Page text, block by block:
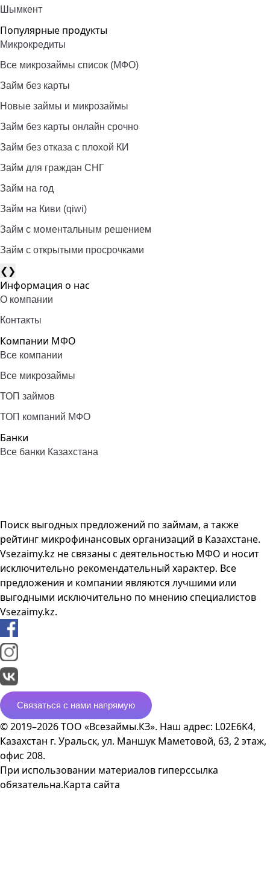
Шымкент
Популярные продукты
Микрокредиты
Все микрозаймы список (МФО)
Займ без карты
Новые займы и микрозаймы
Займ без карты онлайн срочно
Займ без отказа с плохой КИ
Займ для граждан СНГ
Займ на год
Займ на Киви (qiwi)
Займ c моментальным решением
Займ с открытыми просрочками
❮❯
Информация о нас
О компании
Контакты
Компании МФО
Все компании
Все микрозаймы
ТОП займов
ТОП компаний МФО
Банки
Все банки Казахстана
Поиск выгодных предложений по займам, а также
рейтинг микрофинансовых организаций в Казахстане.
Vsezaimy.kz не связаны с деятельностью МФО и носит
исключительно рекомендательный характер. Все
предложения и компании являются лучшими или
выгодными исключительно по мнению специалистов
Vsezaimy.kz.
Связаться с нами напрямую
© 2019–2026 ТОО «Всезаймы.КЗ». Наш адрес: L02E6K4,
Казахстан г. Уральск, ул. Маншук Маметовой, 63, 2 этаж,
офис 208.
При использовании материалов гиперссылка
обязательна.Карта сайта